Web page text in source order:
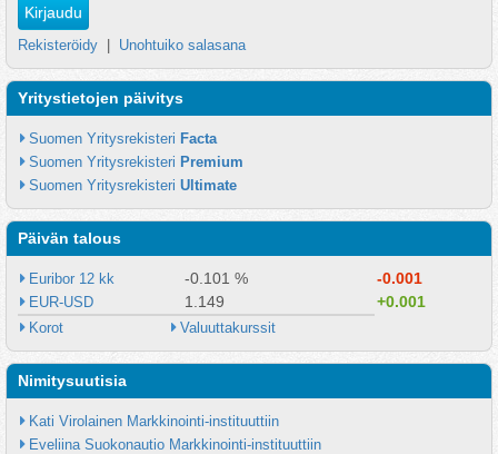
Rekisteröidy Unohtuiko salasana
Yritystietojen päivitys
Suomen Yritysrekisteri Facta
Suomen Yritysrekisteri Premium
Suomen Yritysrekisteri Ultimate
Päivän talous
Euribor 12 kk -0.101 % -0.001
EUR-USD 1.149 +0.001
Korot Valuuttakurssit
Nimitysuutisia
Kati Virolainen Markkinointi-instituuttiin
Eveliina Suokonautio Markkinointi-instituuttiin